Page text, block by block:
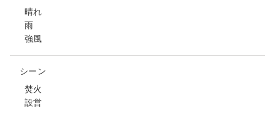
晴れ
雨
強風
シーン
焚火
設営